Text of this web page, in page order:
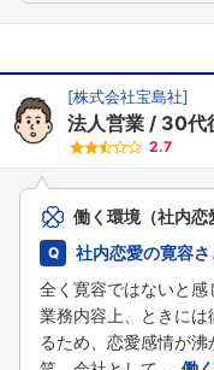
[株式会社宝島社]
法人営業 30代
2.7
働く環境（社内恋
社内恋愛の寛容
全く寛容ではないと感
業務内容上、ときに
るため、恋愛感情が